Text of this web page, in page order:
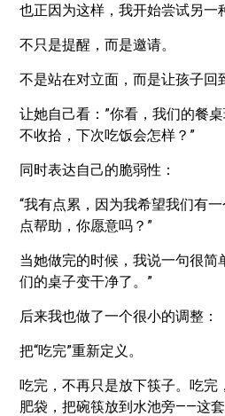
也正因为这样，我开始尝试另一
不只是提醒，而是邀请。
不是站在对立面，而是让孩子回
让她自己看：”你看，我们的餐
不收拾，下次吃饭会怎样？”
同时表达自己的脆弱性：
“我有点累，因为我希望我们有
点帮助，你愿意吗？”
当她做完的时候，我说一句很简
们的桌子变干净了。”
后来我也做了一个很小的调整：
把“吃完”重新定义。
吃完，不再只是放下筷子。吃完
肥袋，把碗筷放到水池旁——这